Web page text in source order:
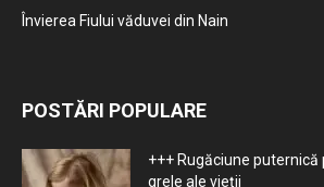
Învierea Fiului văduvei din Nain
POSTĂRI POPULARE
+++ Rugăciune
grele ale vieţii